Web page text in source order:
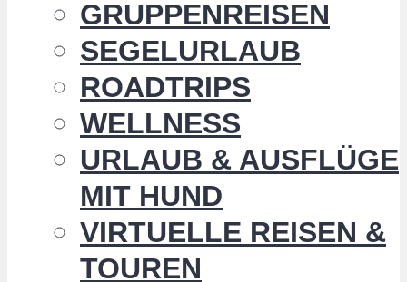
GRUPPENREISEN
SEGELURLAUB
ROADTRIPS
WELLNESS
URLAUB & AUSFLÜGE
MIT HUND
VIRTUELLE REISEN &
TOUREN